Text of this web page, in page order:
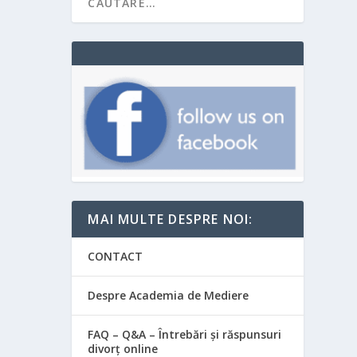
MAI MULTE DESPRE NOI:
CONTACT
Despre Academia de Mediere
FAQ – Q&A – Întrebări și răspunsuri
divorț online